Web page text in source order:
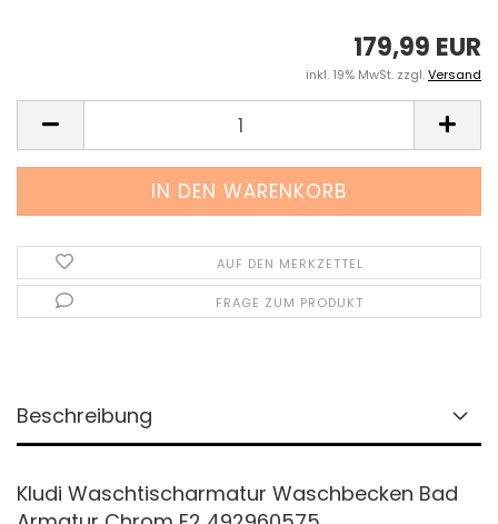
179,99 EUR
inkl. 19% MwSt. zzgl.Versand
AUF DEN MERKZETTEL
FRAGE ZUM PRODUKT
Beschreibung
Kludi Waschtischarmatur Waschbecken Bad